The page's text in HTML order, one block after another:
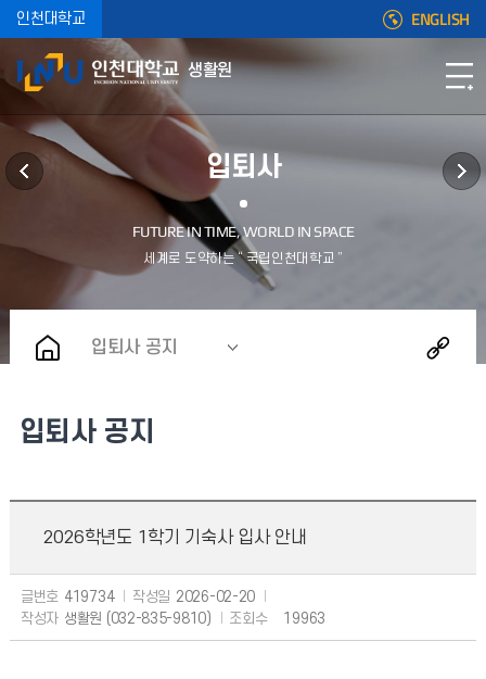
인천대학교 ENGLISH
생활원
입퇴사
입퇴사 공지
입퇴사 공지
2026학년도 1학기 기숙사 입사 안내
글번호 419734 작성일 2026-02-20
작성자 생활원 (032-835-9810) 조회수 19963